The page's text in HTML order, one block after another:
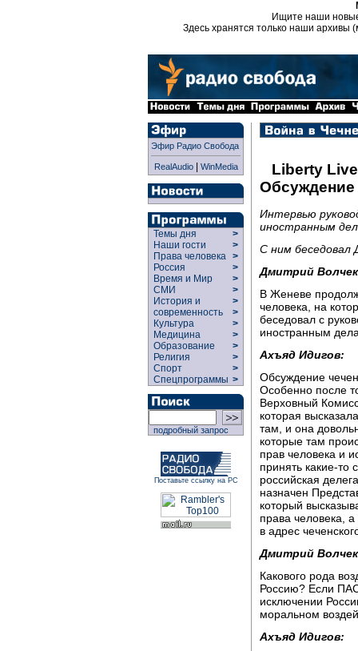
Ищите наши
Здесь хранятся только наши архивы
Эфир Радио Свобода
RealAudio| WinMedia
Темы дня
>
Наши гости
>
Права человека >
Россия
>
Время и Мир
>
СМИ
>
История и
современность
>
>
Культура
>
Медицина
>
Образование
>
Религия
>
Спорт
>
Спецпрограммы >
подробный запрос
Поставьте ссылку на РС
Liberty
Интервью
иностранным
С ним беседовал
Дмитрий
В Женеве
человека, на
беседовал с
иностранным
Ахъяд Идигов:
Обсуждение
Особенно после
Верховный
которая
там, и она
которые там
прав человека и
принять какие-
российская
назначен
который
права человека,
в адрес
Дмитрий
Какового рода
Россию? Если
исключении
моральном
Ахъяд Идигов: